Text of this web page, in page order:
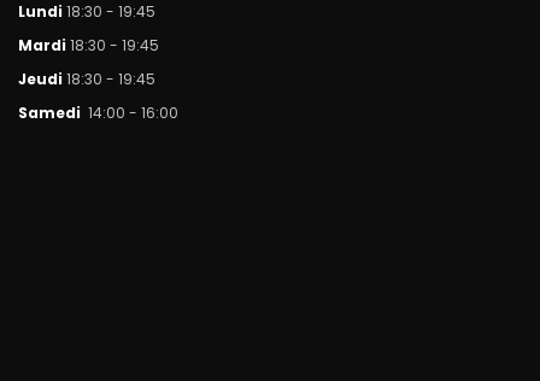
Lundi 18:30 - 19:45
Mardi 18:30 - 19:45
Jeudi 18:30 - 19:45
Samedi 14:00 - 16:00